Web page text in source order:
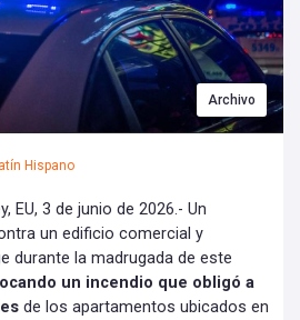
Archivo
Hispano
EU, 3 de junio de 2026.- Un
un edificio comercial y
durante la madrugada de este
un incendio que obligó a
de los apartamentos ubicados en